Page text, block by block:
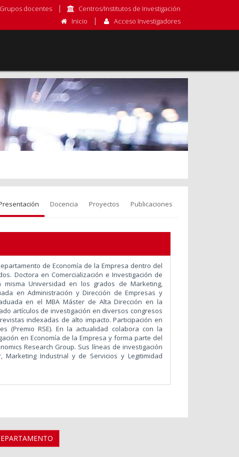
Grupos docentes
Centros/Institutos de Investigación
Inicio
Acceso Investigadores
Docencia Proyectos Publicaciones
de Economía de la Empresa dentro del
Doctora en Comercialización e Investigación de
Universidad en los grados de Marketing,
en Administración y Dirección de Empresas y
en el MBA Máster de Alta Dirección en la
artículos de investigación en diversos congresos
indexadas de alto impacto. Participación en
(Premio RSE). En la actualidad colabora con la
en Economía de la Empresa y forma parte del
Research Group. Sus líneas de investigación
Industrial y de Servicios y Legitimidad